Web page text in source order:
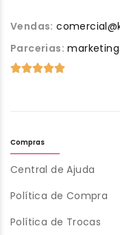
Vendas:
Parcerias:
Compras
Central de Ajuda
Política de Compra
Política de Trocas